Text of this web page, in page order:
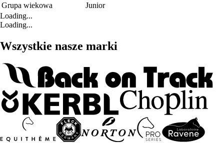
Grupa wiekowa
Junior
Loading...
Loading...
Wszystkie nasze marki